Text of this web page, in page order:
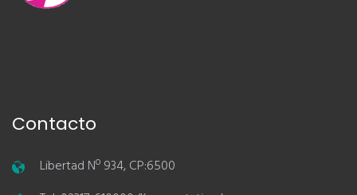
Contacto
Libertad Nº 934, CP:6500